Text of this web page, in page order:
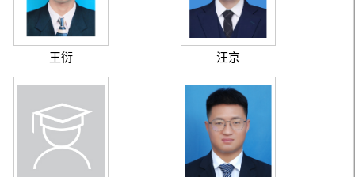
王衍 汪京